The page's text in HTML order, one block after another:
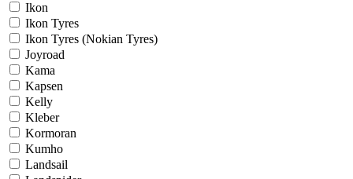
Ikon
Ikon Tyres
Ikon Tyres (Nokian Tyres)
Joyroad
Kama
Kapsen
Kelly
Kleber
Kormoran
Kumho
Landsail